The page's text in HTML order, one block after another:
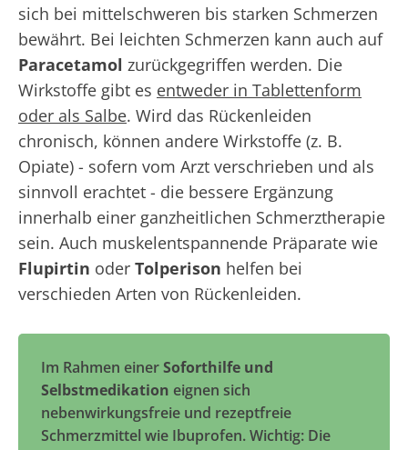
sich bei mittelschweren bis starken Schmerzen
bewährt. Bei leichten Schmerzen kann auch auf
Paracetamol zurückgegriffen werden. Die
Wirkstoffe gibt es entweder in Tablettenform
oder als Salbe. Wird das Rückenleiden
chronisch, können andere Wirkstoffe (z. B.
Opiate) - sofern vom Arzt verschrieben und als
sinnvoll erachtet - die bessere Ergänzung
innerhalb einer ganzheitlichen Schmerztherapie
sein. Auch muskelentspannende Präparate wie
Flupirtin oder Tolperison helfen bei
verschieden Arten von Rückenleiden.
Im Rahmen einerSoforthilfe und
Selbstmedikation eignen sich
nebenwirkungsfreie und rezeptfreie
Schmerzmittel wie Ibuprofen. Wichtig: Die